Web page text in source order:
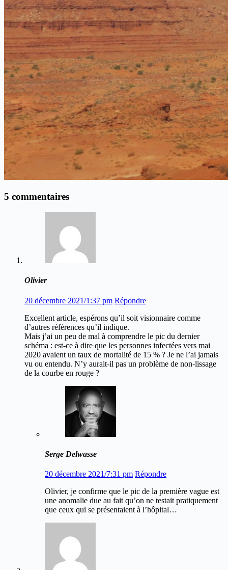
5 commentaires
Olivier
20 décembre 2021/1:37 pm Répondre
Excellent article, espérons qu’il soit visionnaire comme
d’autres références qu’il indique.
Mais j’ai un peu de mal à comprendre le pic du dernier
schéma : est-ce à dire que les personnes infectées vers mai
2020 avaient un taux de mortalité de 15 % ? Je ne l’ai jamais
vu ou entendu. N’y aurait-il pas un problème de non-lissage
de la courbe en rouge ?
Serge Delwasse
20 décembre 2021/7:31 pm Répondre
Olivier, je confirme que le pic de la première vague est
une anomalie due au fait qu’on ne testait pratiquement
que ceux qui se présentaient à l’hôpital…